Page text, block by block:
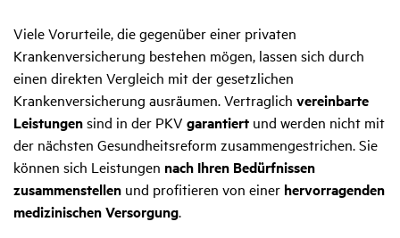
Viele Vorurteile, die gegenüber einer privaten
Krankenversicherung bestehen mögen, lassen sich durch
einen direkten Vergleich mit der gesetzlichen
Krankenversicherung ausräumen. Vertraglich vereinbarte
Leistungensind in der PKV garantiert und werden nicht mit
der nächsten Gesundheitsreform zusammengestrichen. Sie
können sich Leistungen nach Ihren Bedürfnissen
zusammenstellen und profitieren von einer hervorragenden
medizinischen Versorgung.